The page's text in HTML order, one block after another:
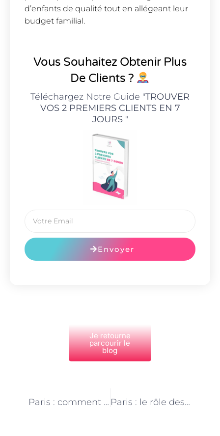
d’enfants de qualité tout en allégeant leur
budget familial.
Vous Souhaitez Obtenir Plus
De Clients ?
Téléchargez Notre Guide "TROUVER
VOS 2 PREMIERS CLIENTS EN 7
JOURS"
Envoyer
Je retourne
parcourir le
blog
Paris : comment les assistantes maternelles contribuent-elles à la socialisation des enfants ? Paris : le rôle des assistants maternels dans la prévention des accidents domestiques